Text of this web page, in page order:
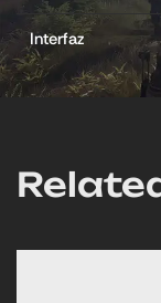
Interfaz